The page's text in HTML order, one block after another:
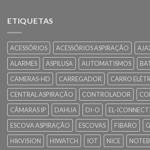
ETIQUETAS
ACESSÓRIOS ACESSÓRIOS ASPIRAÇÃO
ALARMES
ASPILUSA AUTOMATISMOS
CAMERAS-HD
CARREGADOR CARRO
CENTRAL ASPIRAÇÃO
CONTROLADOR
CÂMARAS IP
DAHUA DI-O
EL-
ESCOVA ASPIRAÇÃO
ESCOVAS FIBARO
HIKVISION
HIWATCH IOT NICE